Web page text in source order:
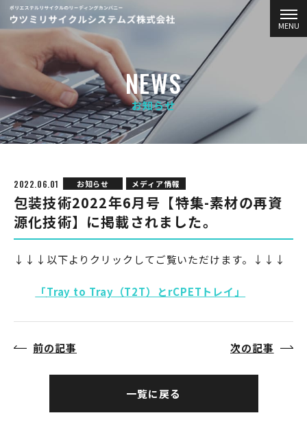
MENU
NEWS
お知らせ
2022.06.01 お知らせ メディア情報
包装技術2022年6月号【特集-素材の再資
源化技術】に掲載されました。
↓↓↓以下よりクリックしてご覧いただけます。↓↓↓
「Tray to Tray（T2T）とrCPETトレイ」
前の記事
一覧に戻る
次の記事